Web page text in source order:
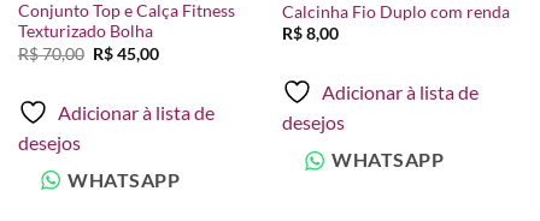
Conjunto Top e Calça Fitness
Texturizado Bolha
R$70,00 O
preço
R$ 70,00.
R$45,00O
R$ 45,00.
Adicionar à lista de
desejos
WHATSAPP
Calcinha Fio Duplo com renda
R$8,00
Adicionar à lista de
desejos
WHATSAPP